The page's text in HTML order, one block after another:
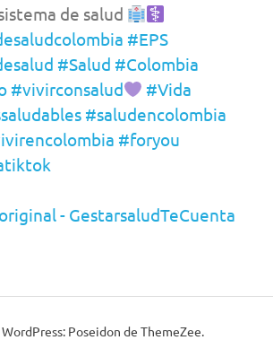
de salud
#EPS
#Salud #Colombia
#vivirconsalud
#Vida
#saludencolombia
#foryou
- GestarsaludTeCuenta
WordPress: Poseidon de ThemeZee.